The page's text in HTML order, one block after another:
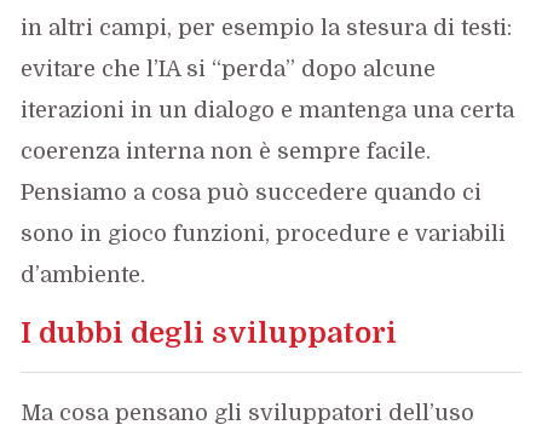
in altri campi, per esempio la stesura di testi:
evitare che l’IA si “perda” dopo alcune
iterazioni in un dialogo e mantenga una certa
coerenza interna non è sempre facile.
Pensiamo a cosa può succedere quando ci
sono in gioco funzioni, procedure e variabili
d’ambiente.
I dubbi degli sviluppatori
Ma cosa pensano gli sviluppatori dell’uso